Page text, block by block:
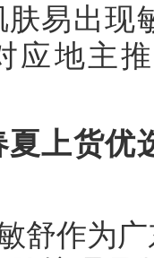
易出现
应地主
上货优
作为广